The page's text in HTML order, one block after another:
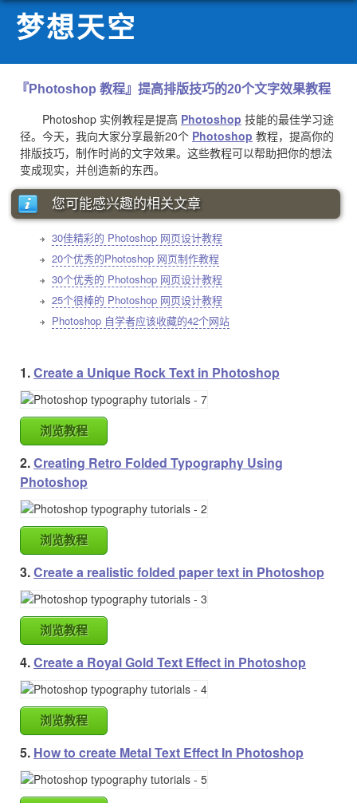
梦想天空
『Photoshop 教程』提高排版技巧的20个文字效果教程
Photoshop 实例教程是提高 Photoshop 技能的最佳学习途
径。今天，我向大家分享最新20个 Photoshop 教程，提高你的
排版技巧，制作时尚的文字效果。这些教程可以帮助把你的想法
变成现实，并创造新的东西。
您可能感兴趣的相关文章
30佳精彩的 Photoshop 网页设计教程
20个优秀的Photoshop 网页制作教程
30个优秀的 Photoshop 网页设计教程
25个很棒的 Photoshop 网页设计教程
Photoshop 自学者应该收藏的42个网站
1.Create a Unique Rock Text in Photoshop
浏览教程
2.Creating Retro Folded Typography Using
Photoshop
浏览教程
3.Create a realistic folded paper text in Photoshop
浏览教程
4.Create a Royal Gold Text Effect in Photoshop
浏览教程
5. How to create Metal Text Effect In Photoshop